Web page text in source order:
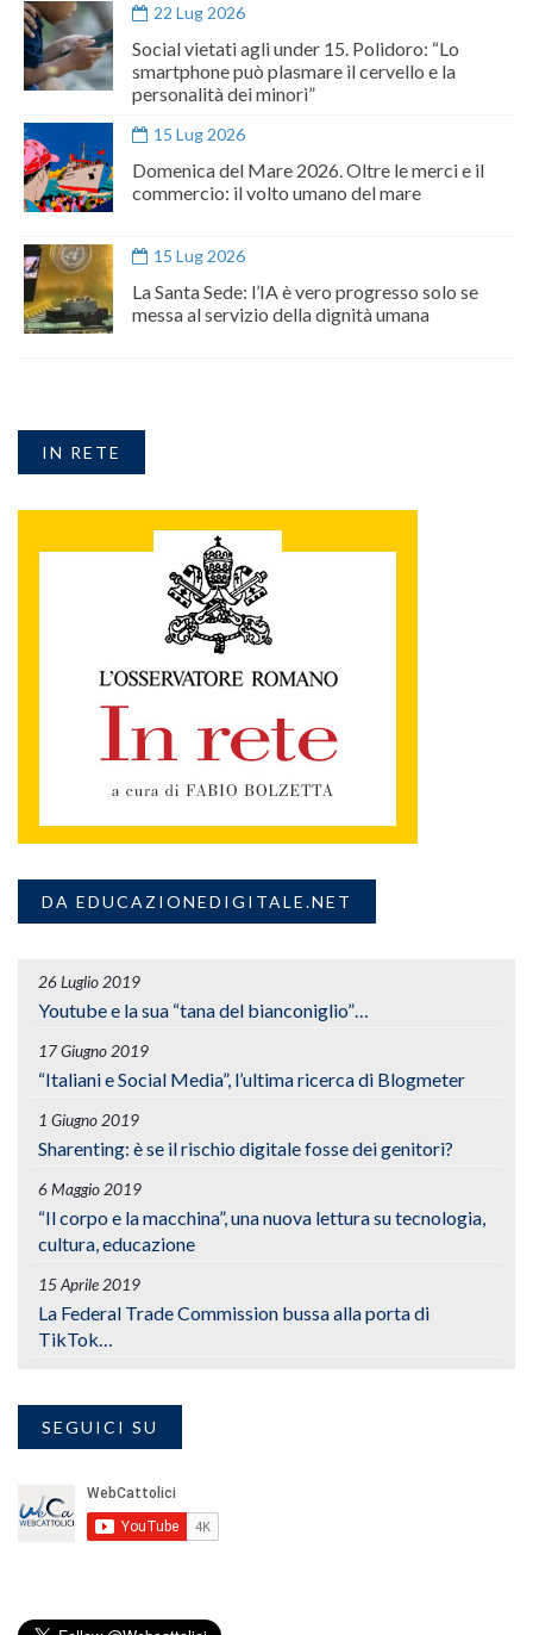
22 Lug 2026
Social vietati agli under 15. Polidoro: “Lo
smartphone può plasmare il cervello e la
personalità dei minori”
15 Lug 2026
Domenica del Mare 2026. Oltre le merci e il
commercio: il volto umano del mare
15 Lug 2026
La Santa Sede: l’IA è vero progresso solo se
messa al servizio della dignità umana
IN RETE
DA EDUCAZIONEDIGITALE.NET
26 Luglio 2019
Youtube e la sua “tana del bianconiglio”…
17 Giugno 2019
“Italiani e Social Media”, l’ultima ricerca di Blogmeter
1 Giugno 2019
Sharenting: è se il rischio digitale fosse dei genitori?
6 Maggio 2019
“Il corpo e la macchina”, una nuova lettura su tecnologia,
cultura, educazione
15 Aprile 2019
La Federal Trade Commission bussa alla porta di
TikTok…
SEGUICI SU